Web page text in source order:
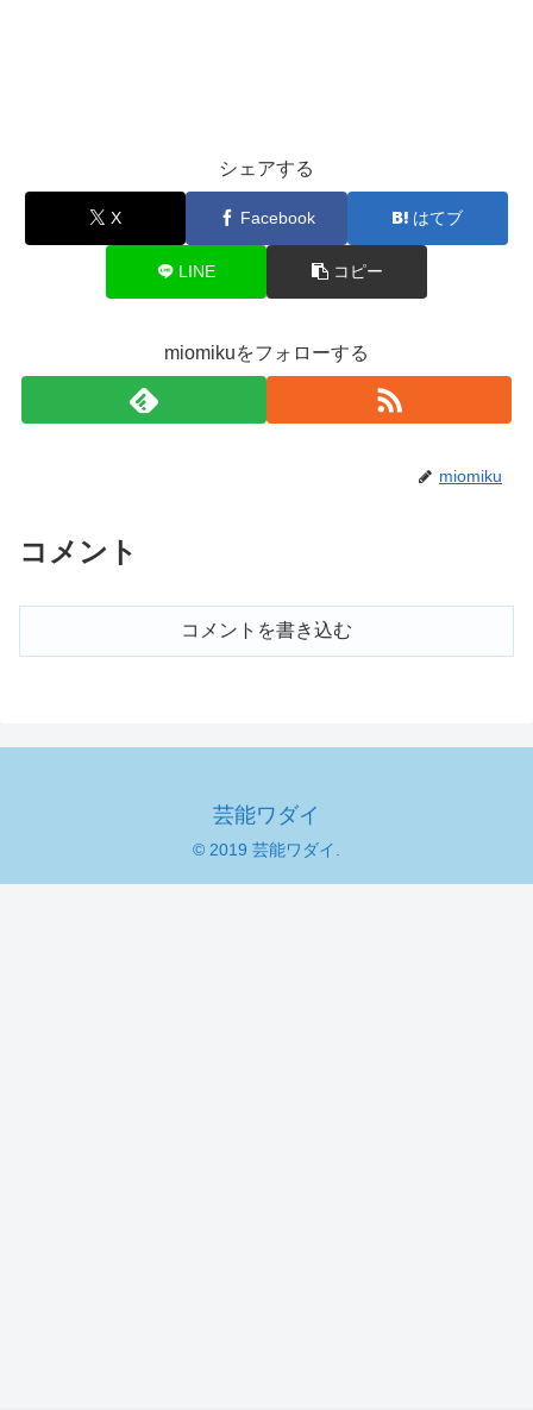
シェアする
X Facebook はてブ
LINE コピー
miomikuをフォローする
miomiku
コメント
コメントを書き込む
芸能ワダイ
© 2019 芸能ワダイ.